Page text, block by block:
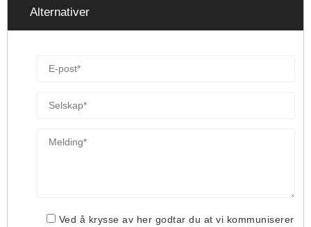
Alternativer
Ved å krysse av her godtar du at vi kommuniserer